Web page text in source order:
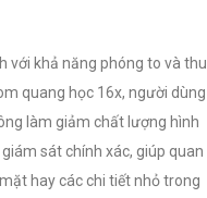
sát và bảo vệ tài sản.
đánh giá là hợp lý, phải
phẩm hay muốn tư vấn, hãy
để được hỗ trợ tốt
với khả năng phóng to và thu
quang học 16x, người dùng
làm giảm chất lượng hình
sát chính xác, giúp quan
hay các chi tiết nhỏ trong